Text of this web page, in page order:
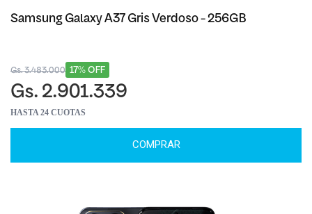
Samsung Galaxy A37 Gris Verdoso - 256GB
17% OFF
Gs. 3.483.000
Gs. 2.901.339
HASTA 24 CUOTAS
COMPRAR